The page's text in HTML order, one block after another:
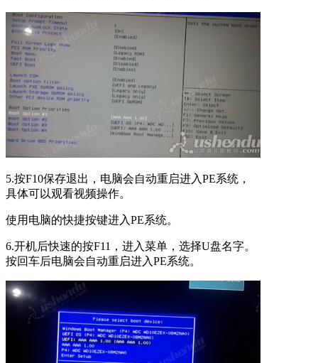
5.按F10保存退出，电脑会自动重启进入PE系统，
具体可以观看视频操作。
使用电脑的快捷按键进入PE系统。
6.开机后快速的按F11，进入菜单，选择U盘名字。
按回车后电脑会自动重启进入PE系统。